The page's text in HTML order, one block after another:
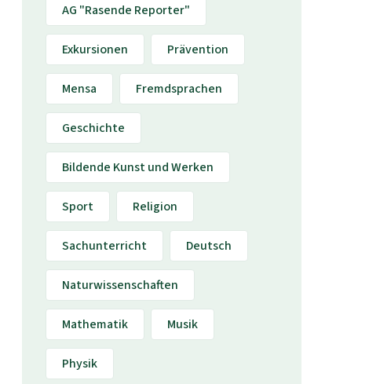
AG "Rasende Reporter"
Exkursionen Prävention
Mensa Fremdsprachen
Geschichte
Bildende Kunst und Werken
Sport Religion
Sachunterricht Deutsch
Naturwissenschaften
Mathematik Musik
Physik